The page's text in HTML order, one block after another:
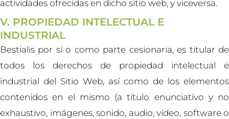
actividades ofrecidas en dicho sitio web, y viceversa.
V. PROPIEDAD INTELECTUAL E
INDUSTRIAL
Bestialis por sí o como parte cesionaria, es titular de
todos los derechos de propiedad intelectual e
industrial del Sitio Web, así como de los elementos
contenidos en el mismo (a título enunciativo y no
exhaustivo, imágenes, sonido, audio, vídeo, software o